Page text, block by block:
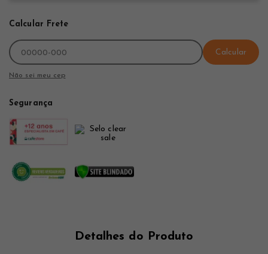
Calcular Frete
Calcular
Não sei meu cep
Segurança
Detalhes do Produto